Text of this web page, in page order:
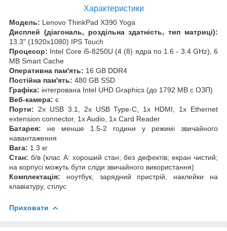
Характеристики
Модель: Lenovo ThinkPad X390 Yoga
Дисплей (діагональ, роздільна здатність, тип матриці):
13.3" (1920x1080) IPS Touch
Процесор: Intel Core i5-8250U (4 (8) ядра по 1.6 - 3.4 GHz), 6
MB Smart Cache
Оперативна пам'ять: 16 GB DDR4
Постійна пам'ять: 480 GB SSD
Графіка: інтегрована Intel UHD Graphics (до 1792 MB с ОЗП)
Веб-камера: є
Порти: 2x USB 3.1, 2x USB Type-C, 1x HDMI, 1x Ethernet
extension connector, 1x Audio, 1x Card Reader
Батарея: не менше 1.5-2 години у режимі звичайного
навантаження
Вага: 1.3 кг
Стан: б/в (клас А: хороший стан; без дефектів; екран чистий;
на корпусі можуть бути сліди звичайного використання)
Комплектація: ноутбук, зарядний пристрій, наклейки на
клавіатуру, стілус
Приховати